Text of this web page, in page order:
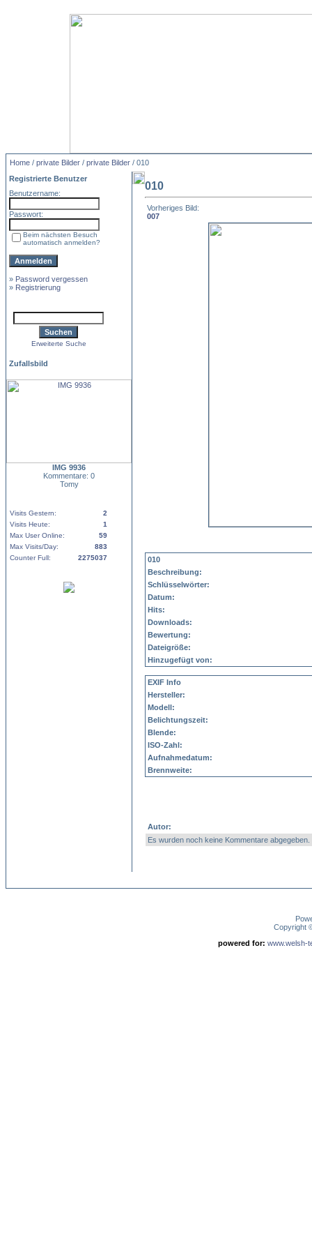
Home / private Bilder / private Bilder / 010
Registrierte Benutzer
Benutzername:
Passwort:
Beim nächsten Besuch
automatisch anmelden?
» Password vergessen
» Registrierung
Erweiterte Suche
Zufallsbild
IMG 9936
Kommentare: 0
Tomy
Visits Gestern:
2
Visits Heute:
1
Max User Online:
59
Max Visits/Day:
883
Counter Full:
2275037
010
Vorheriges Bild:
007
010
Beschreibung:
Schlüsselwörter:
Datum:
Hits:
Downloads:
Bewertung:
Dateigröße:
Hinzugefügt von:
EXIF Info
Hersteller:
Modell:
Belichtungszeit:
Blende:
ISO-Zahl:
Aufnahmedatum:
Brennweite:
Autor:
Es wurden noch keine Kommentare abgegeben.
Copyright
powered for: www.welsh-